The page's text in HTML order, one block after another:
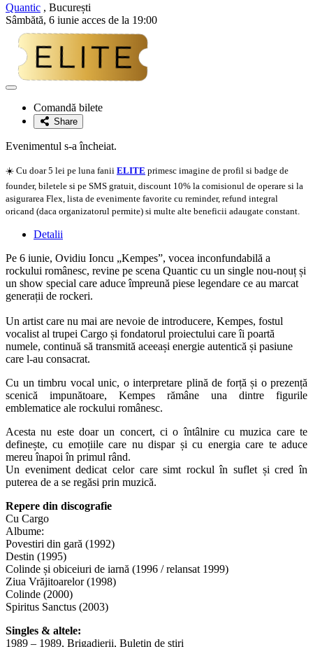
Quantic , București
Sâmbătă, 6 iunie acces de la 19:00
Adaugă
favoriteComandă bilete
Share
Evenimentul s-a încheiat.
☀️ Cu doar 5 lei pe luna fanii ELITE primesc imagine de profil si badge de
founder, biletele si pe SMS gratuit, discount 10% la comisionul de operare si la
asigurarea Flex, lista de evenimente favorite cu reminder, refund integral
oricand (daca organizatorul permite) si multe alte beneficii adaugate constant.
Detalii
Pe 6 iunie, Ovidiu Ioncu „Kempes”, vocea inconfundabilă a
rockului românesc, revine pe scena Quantic cu un single nou-nouț și
un show special care aduce împreună piese legendare ce au marcat
generații de rockeri.
Un artist care nu mai are nevoie de introducere, Kempes, fostul
vocalist al trupei Cargo și fondatorul proiectului care îi poartă
numele, continuă să transmită aceeași energie autentică și pasiune
care l-au consacrat.
Cu un timbru vocal unic, o interpretare plină de forță și o prezență
scenică impunătoare, Kempes rămâne una dintre figurile
emblematice ale rockului românesc.
Acesta nu este doar un concert, ci o întâlnire cu muzica care te
definește, cu emoțiile care nu dispar și cu energia care te aduce
mereu înapoi în primul rând.
Un eveniment dedicat celor care simt rockul în suflet și cred în
puterea de a se regăsi prin muzică.
Repere din discografie
Cu Cargo
Albume:
Povestiri din gară (1992)
Destin (1995)
Colinde și obiceiuri de iarnă (1996 / relansat 1999)
Ziua Vrăjitoarelor (1998)
Colinde (2000)
Spiritus Sanctus (2003)
Singles & altele:
1989 – 1989, Brigadierii, Buletin de știri